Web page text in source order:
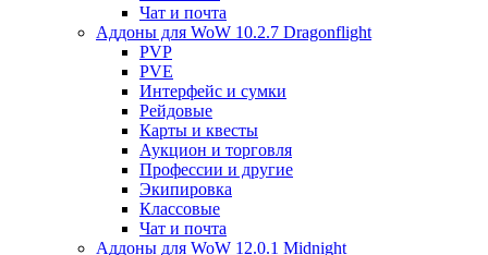
Чат и почта
Аддоны для WoW 10.2.7 Dragonflight
PVP
PVE
Интерфейс и сумки
Рейдовые
Карты и квесты
Аукцион и торговля
Профессии и другие
Экипировка
Классовые
Чат и почта
Аддоны для WoW 12.0.1 Midnight